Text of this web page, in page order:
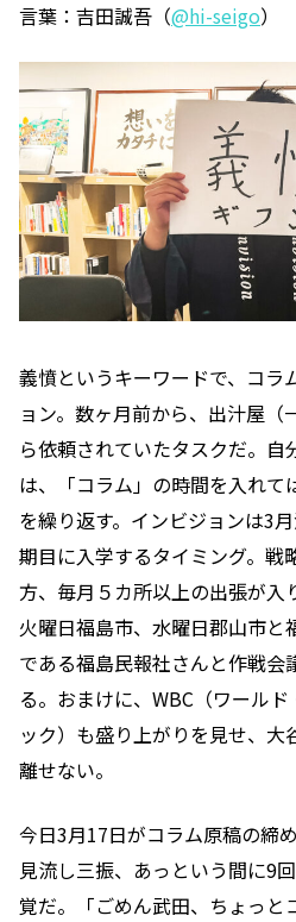
言葉：吉田誠吾（@hi-seigo）
義憤というキーワードで、コラ
ョン。数ヶ月前から、出汁屋（
ら依頼されていたタスクだ。
は、「コラム」の時間を入れて
を繰り返す。インビジョンは3
期目に入学するタイミング。戦
方、毎月５カ所以上の出張が入
火曜日福島市、水曜日郡山市と
である福島民報社さんと作戦会
る。おまけに、WBC（ワール
ック）も盛り上がりを見せ、
離せない。
今日3月17日がコラム原稿の締
見流し三振、あっという間に9
覚だ。「ごめん武田、ちょっと